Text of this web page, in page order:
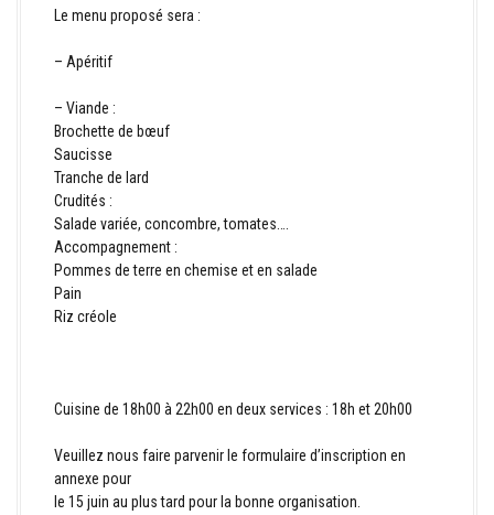
Le menu proposé sera :
– Apéritif
– Viande :
Brochette de bœuf
Saucisse
Tranche de lard
Crudités :
Salade variée, concombre, tomates….
Accompagnement :
Pommes de terre en chemise et en salade
Pain
Riz créole
Cuisine de 18h00 à 22h00 en deux services : 18h et 20h00
Veuillez nous faire parvenir le formulaire d’inscription en
annexe pour
le 15 juin au plus tard pour la bonne organisation.